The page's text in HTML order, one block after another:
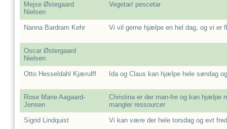
Mejse Østegaard
Nielsen
Vegetar/ pescetar
Nanna Bardram Kehr Vi vil gerne hjælpe en hel dag, og vi er
Oscar Østergaard
Nielsen
Otto Hesseldahl Kjærulff Ida og Claus kan hjælpe hele søndag
Rose Marie Aagaard-
Jensen
Christina er der man-fre og kan hjælpe
mangler ressourcer
Sigrid Lindquist Vi kan være der hele torsdag og evt